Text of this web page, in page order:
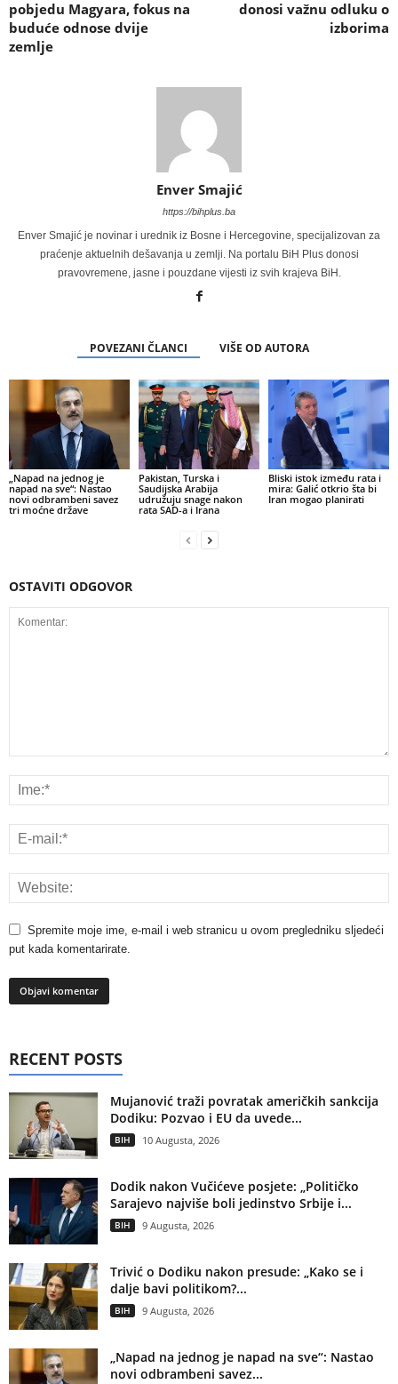
pobjedu Magyara, fokus na
buduće odnose dvije
zemlje
donosi važnu odluku o
izborima
Enver Smajić
https://bihplus.ba
Enver Smajić je novinar i urednik iz Bosne i Hercegovine, specijalizovan za
praćenje aktuelnih dešavanja u zemlji. Na portalu BiH Plus donosi
pravovremene, jasne i pouzdane vijesti iz svih krajeva BiH.
POVEZANI ČLANCI VIŠE OD AUTORA
„Napad na jednog je
napad na sve“: Nastao
novi odbrambeni savez
tri moćne države
Pakistan, Turska i
Saudijska Arabija
udružuju snage nakon
rata SAD-a i Irana
Bliski istok između rata i
mira: Galić otkrio šta bi
Iran mogao planirati
OSTAVITI ODGOVOR
Spremite moje ime, e-mail i web stranicu u ovom pregledniku sljedeći
put kada komentarirate.
RECENT POSTS
Mujanović traži povratak američkih sankcija
Dodiku: Pozvao i EU da uvede...
BIH 10 Augusta, 2026
Dodik nakon Vučićeve posjete: „Političko
Sarajevo najviše boli jedinstvo Srbije i...
BIH 9 Augusta, 2026
Trivić o Dodiku nakon presude: „Kako se i
dalje bavi politikom?...
BIH 9 Augusta, 2026
„Napad na jednog je napad na sve“: Nastao
novi odbrambeni savez...